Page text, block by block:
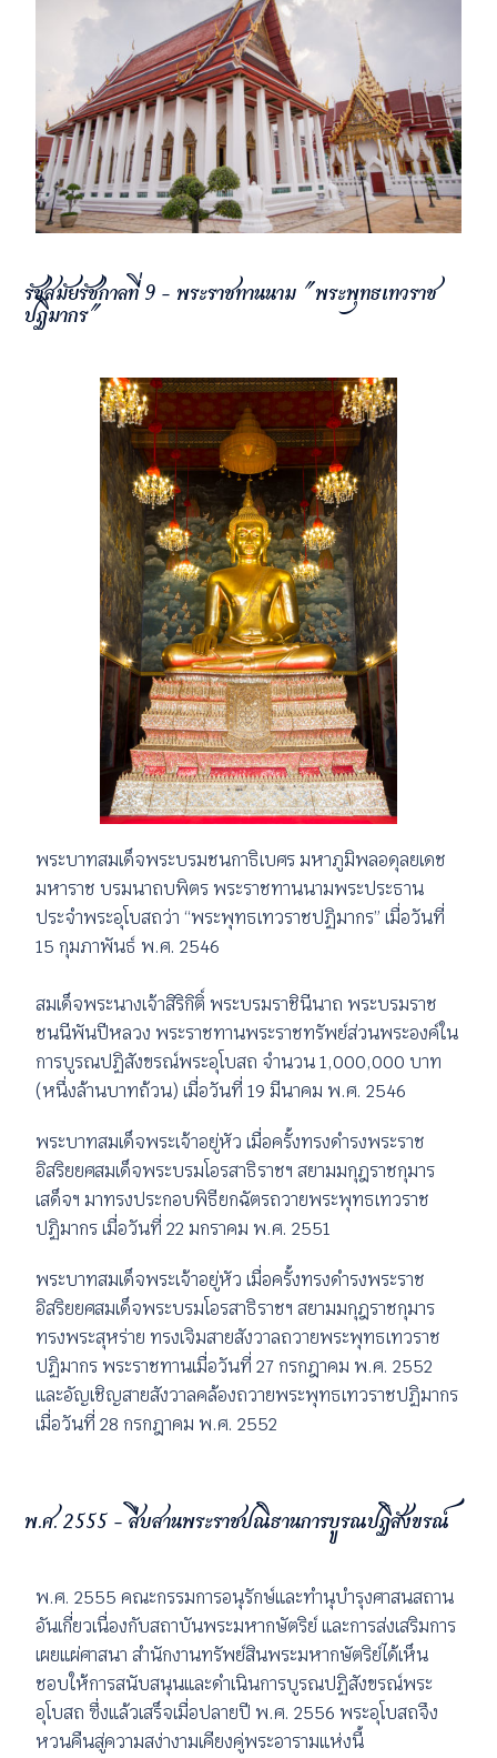
รัชสมัยรัชกาลที่ 9 - พระราชทานนาม "พระพุทธเทวราช
ปฏิมากร"
พระบาทสมเด็จพระบรมชนกาธิเบศร มหาภูมิพลอดุลยเดช
มหาราช บรมนาถบพิตร พระราชทานนามพระประธาน
ประจำพระอุโบสถว่า “พระพุทธเทวราชปฏิมากร” เมื่อวันที่
15 กุมภาพันธ์ พ.ศ. 2546
สมเด็จพระนางเจ้าสิริกิติ์ พระบรมราชินีนาถ พระบรมราช
ชนนีพันปีหลวง พระราชทานพระราชทรัพย์ส่วนพระองค์ใน
การบูรณปฏิสังขรณ์พระอุโบสถ จำนวน 1,000,000 บาท
(หนึ่งล้านบาทถ้วน) เมื่อวันที่ 19 มีนาคม พ.ศ. 2546
พระบาทสมเด็จพระเจ้าอยู่หัว เมื่อครั้งทรงดำรงพระราช
อิสริยยศสมเด็จพระบรมโอรสาธิราชฯ สยามมกุฎราชกุมาร
เสด็จฯ มาทรงประกอบพิธียกฉัตรถวายพระพุทธเทวราช
ปฏิมากร เมื่อวันที่ 22 มกราคม พ.ศ. 2551
พระบาทสมเด็จพระเจ้าอยู่หัว เมื่อครั้งทรงดำรงพระราช
อิสริยยศสมเด็จพระบรมโอรสาธิราชฯ สยามมกุฎราชกุมาร
ทรงพระสุหร่าย ทรงเจิมสายสังวาลถวายพระพุทธเทวราช
ปฏิมากร พระราชทานเมื่อวันที่ 27 กรกฎาคม พ.ศ. 2552
และอัญเชิญสายสังวาลคล้องถวายพระพุทธเทวราชปฏิมากร
เมื่อวันที่ 28 กรกฎาคม พ.ศ. 2552
พ.ศ. 2555 - สืบสานพระราชปณิธานการบูรณปฏิสังขรณ์
พ.ศ. 2555 คณะกรรมการอนุรักษ์และทำนุบำรุงศาสนสถาน
อันเกี่ยวเนื่องกับสถาบันพระมหากษัตริย์ และการส่งเสริมการ
เผยแผ่ศาสนา สำนักงานทรัพย์สินพระมหากษัตริย์ได้เห็น
ชอบให้การสนับสนุนและดำเนินการบูรณปฏิสังขรณ์พระ
อุโบสถ ซึ่งแล้วเสร็จเมื่อปลายปี พ.ศ. 2556 พระอุโบสถจึง
หวนคืนสู่ความสง่างามเคียงคู่พระอารามแห่งนี้